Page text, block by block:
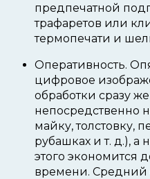
предпечатной
трафаретов или
термопечати и
Оперативность.
цифровое
обработки сразу
непосредственно
майку, толстовку,
рубашках и т. д.), а
этого экономится
времени. Средний